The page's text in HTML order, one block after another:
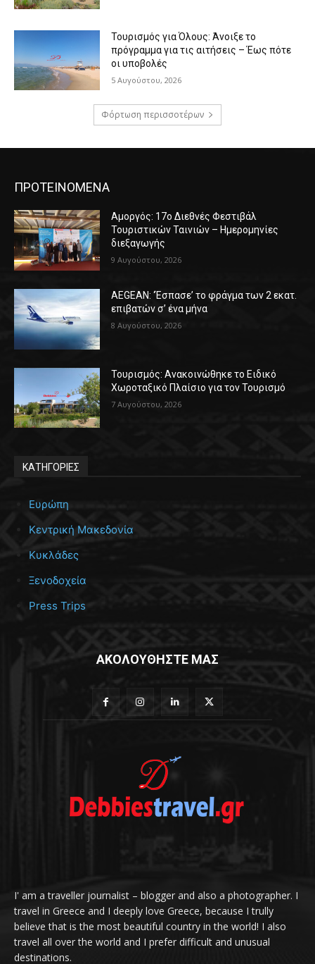
Τουρισμός για Όλους: Άνοιξε το
πρόγραμμα για τις αιτήσεις – Έως πότε
οι υποβολές
5 Αυγούστου, 2026
Φόρτωση περισσοτέρων
ΠΡΟΤΕΙΝΟΜΕΝΑ
Αμοργός: 17ο Διεθνές Φεστιβάλ
Τουριστικών Ταινιών – Ημερομηνίες
διεξαγωγής
9 Αυγούστου, 2026
AEGEAN: ‘Έσπασε’ το φράγμα των 2 εκατ.
επιβατών σ’ ένα μήνα
8 Αυγούστου, 2026
Τουρισμός: Ανακοινώθηκε το Ειδικό
Χωροταξικό Πλαίσιο για τον Τουρισμό
7 Αυγούστου, 2026
ΚΑΤΗΓΟΡΙΕΣ
Ευρώπη
Κεντρική Μακεδονία
Κυκλάδες
Ξενοδοχεία
Press Trips
ΑΚΟΛΟΥΘΗΣΤΕ ΜΑΣ
I' am a traveller journalist – blogger and also a photographer. I
travel in Greece and I deeply love Greece, because I trully
believe that is the most beautiful country in the world! I also
travel all over the world and I prefer difficult and unusual
destinations.